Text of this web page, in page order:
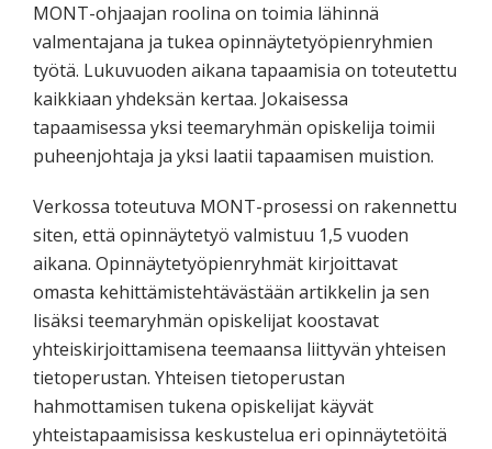
MONT-ohjaajan roolina on toimia lähinnä
valmentajana ja tukea opinnäytetyöpienryhmien
työtä. Lukuvuoden aikana tapaamisia on toteutettu
kaikkiaan yhdeksän kertaa. Jokaisessa
tapaamisessa yksi teemaryhmän opiskelija toimii
puheenjohtaja ja yksi laatii tapaamisen muistion.
Verkossa toteutuva MONT-prosessi on rakennettu
siten, että opinnäytetyö valmistuu 1,5 vuoden
aikana. Opinnäytetyöpienryhmät kirjoittavat
omasta kehittämistehtävästään artikkelin ja sen
lisäksi teemaryhmän opiskelijat koostavat
yhteiskirjoittamisena teemaansa liittyvän yhteisen
tietoperustan. Yhteisen tietoperustan
hahmottamisen tukena opiskelijat käyvät
yhteistapaamisissa keskustelua eri opinnäytetöitä